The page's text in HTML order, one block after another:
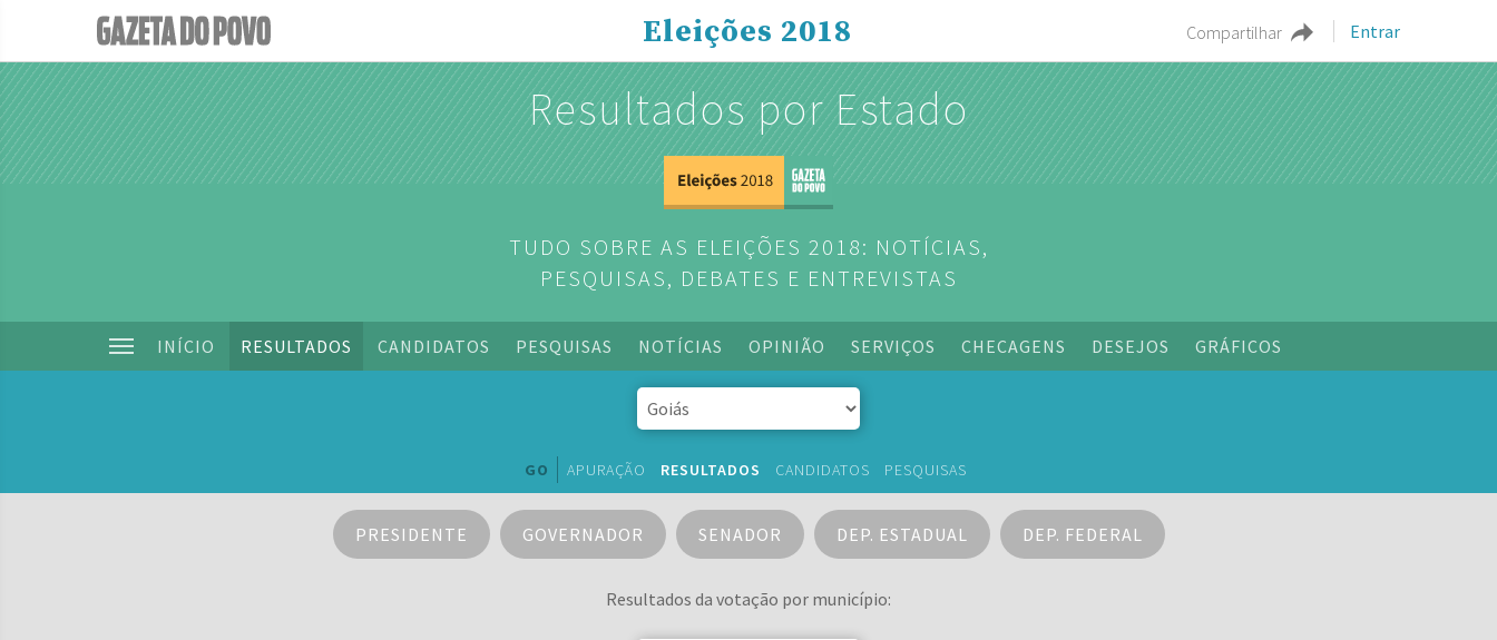
Compartilhar Entrar
Eleições 2018
Resultados por Estado
TUDO SOBRE AS ELEIÇÕES 2018: NOTÍCIAS,
PESQUISAS, DEBATES E ENTREVISTAS
INÍCIO RESULTADOS CANDIDATOS PESQUISAS NOTÍCIAS OPINIÃO SERVIÇOS CHECAGENS DESEJOS GRÁFICOS
GO APURAÇÃO RESULTADOS CANDIDATOS PESQUISAS
PRESIDENTE GOVERNADOR SENADOR DEP. ESTADUAL DEP. FEDERAL
Resultados da votação por município: